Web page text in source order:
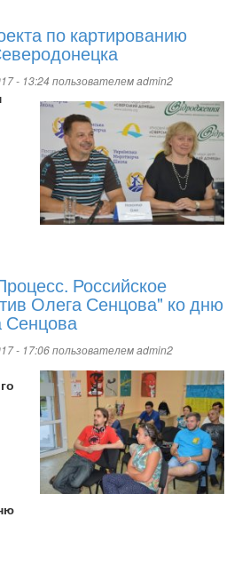
по картированию
- 13:24 пользователемadmin2
Российское
Олега Сенцова" ко дню
Сенцова
- 17:06 пользователемadmin2